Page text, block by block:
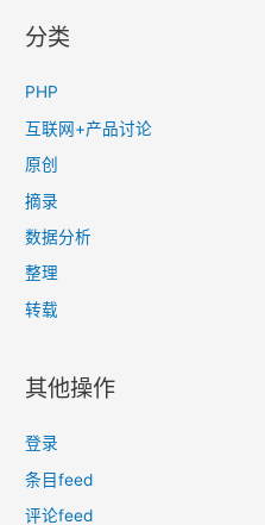
分类
PHP
互联网+产品讨论
原创
摘录
数据分析
整理
转载
其他操作
登录
条目feed
评论feed